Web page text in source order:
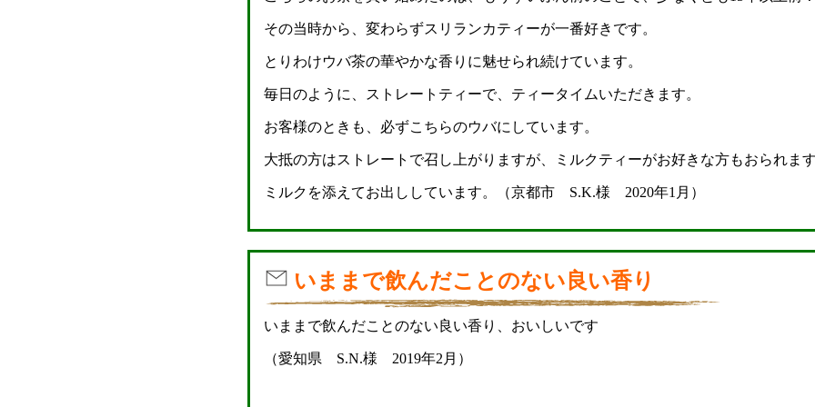
その当時から、変わらずスリランカティーが一番好きです。
とりわけウバ茶の華やかな香りに魅せられ続けています。
毎日のように、ストレートティーで、ティータイムいただきます。
お客様のときも、必ずこちらのウバにしています。
大抵の方はストレートで召し上がりますが、ミルクティーがお好きな方もおられま
ミルクを添えてお出ししています。（京都市 S.K.様 2020年1月）
いままで飲んだことのない良い香り
いままで飲んだことのない良い香り、おいしいです
（愛知県 S.N.様 2019年2月）